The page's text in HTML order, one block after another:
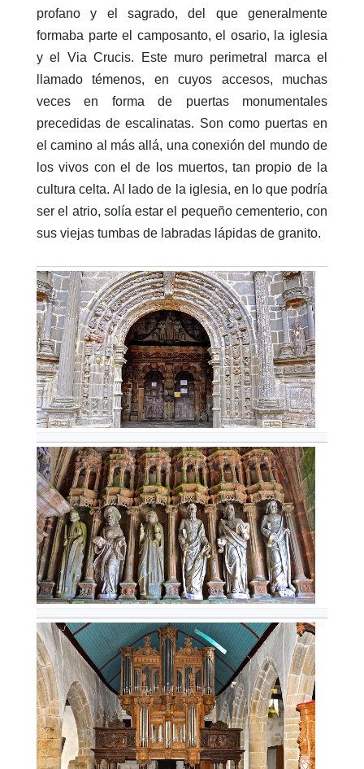
profano y el sagrado, del que generalmente
formaba parte el camposanto, el osario, la iglesia
y el Via Crucis. Este muro perimetral marca el
llamado témenos, en cuyos accesos, muchas
veces en forma de puertas monumentales
precedidas de escalinatas. Son como puertas en
el camino al más allá, una conexión del mundo de
los vivos con el de los muertos, tan propio de la
cultura celta. Al lado de la iglesia, en lo que podría
ser el atrio, solía estar el pequeño cementerio, con
sus viejas tumbas de labradas lápidas de granito.